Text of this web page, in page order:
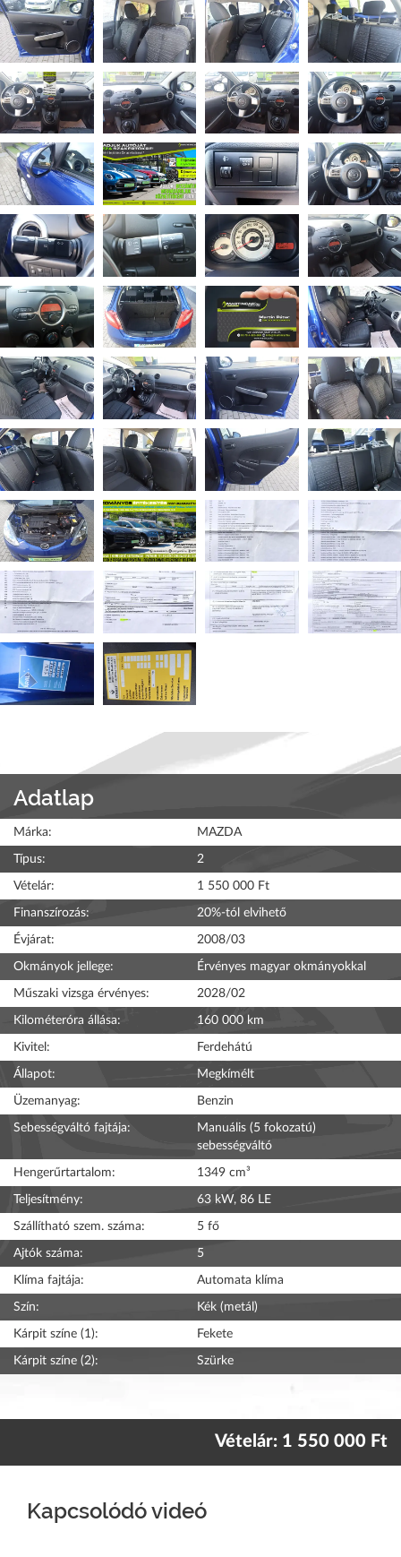
Adatlap
Márka: MAZDA
Típus: 2
Vételár: 1 550 000 Ft
Finanszírozás: 20%-tól elvihető
Évjárat: 2008/03
Okmányok jellege: Érvényes magyar okmányokkal
Műszaki vizsga érvényes: 2028/02
Kilométeróra állása: 160 000 km
Kivitel: Ferdehátú
Állapot: Megkímélt
Üzemanyag: Benzin
Sebességváltó fajtája:
Manuális (5 fokozatú)
sebességváltó
Hengerűrtartalom: 1349 cm³
Teljesítmény: 63 kW, 86 LE
Szállítható szem. száma: 5 fő
Ajtók száma: 5
Klíma fajtája: Automata klíma
Szín: Kék (metál)
Kárpit színe (1): Fekete
Kárpit színe (2): Szürke
Vételár: 1 550 000 Ft
Kapcsolódó videó